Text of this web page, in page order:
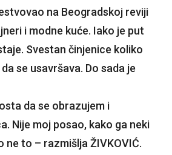
na Beogradskoj reviji
i modne kuće. Iako je put
Svestan činjenice koliko
se usavršava. Do sada je
da se obrazujem i
Nije moj posao, kako ga neki
ne to – razmišlja ŽIVKOVIĆ.